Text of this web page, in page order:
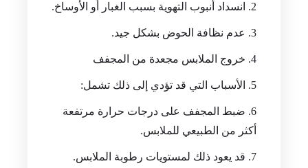
انسداد أنبوب التهوية بسبب الغبار أو الأوساخ.
عدم نظافة الحوض بشكل جيد.
خروج الملابس مجعدة من المجفف
الأسباب التي قد تؤدي إلى ذلك تشمل:
ضبط المجفف على درجات حرارة مرتفعة
أكثر من الطبيعي للملابس.
قد يعود ذلك لمستويات رطوبة الملابس.